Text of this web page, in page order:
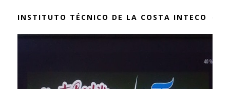
INSTITUTO TÉCNICO DE LA COSTA INTECO